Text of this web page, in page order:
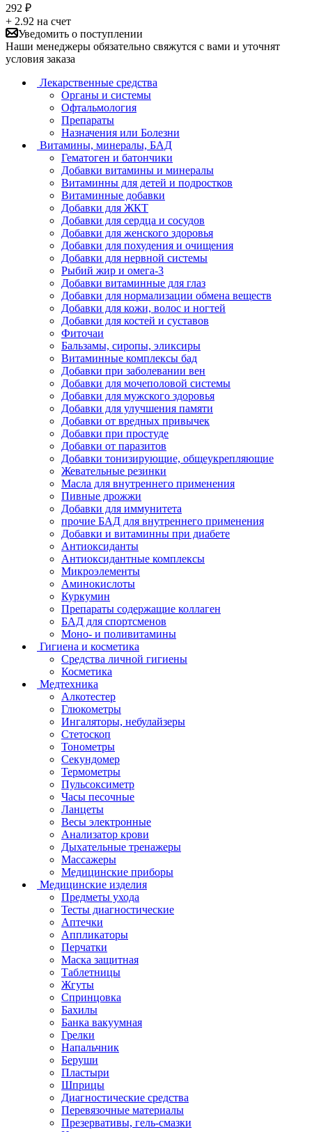
292 ₽
+ 2.92 на счет
Уведомить о поступлении
Наши менеджеры обязательно свяжутся с вами и уточнят
условия заказа
Лекарственные средства
Органы и системы
Офтальмология
Препараты
Назначения или Болезни
Витамины, минералы, БАД
Гематоген и батончики
Добавки витамины и минералы
Витаминны для детей и подростков
Витаминные добавки
Добавки для ЖКТ
Добавки для сердца и сосудов
Добавки для женского здоровья
Добавки для похудения и очищения
Добавки для нервной системы
Рыбий жир и омега-3
Добавки витаминные для глаз
Добавки для нормализации обмена веществ
Добавки для кожи, волос и ногтей
Добавки для костей и суставов
Фиточаи
Бальзамы, сиропы, эликсиры
Витаминные комплексы бад
Добавки при заболевании вен
Добавки для мочеполовой системы
Добавки для мужского здоровья
Добавки для улучшения памяти
Добавки от вредных привычек
Добавки при простуде
Добавки от паразитов
Добавки тонизирующие, общеукрепляющие
Жевательные резинки
Масла для внутреннего применения
Пивные дрожжи
Добавки для иммунитета
прочие БАД для внутреннего применения
Добавки и витаминны при диабете
Антиоксиданты
Антиоксидантные комплексы
Микроэлементы
Аминокислоты
Куркумин
Препараты содержащие коллаген
БАД для спортсменов
Моно- и поливитамины
Гигиена и косметика
Средства личной гигиены
Косметика
Медтехника
Алкотестер
Глюкометры
Ингаляторы, небулайзеры
Стетоскоп
Тонометры
Секундомер
Термометры
Пульсоксиметр
Часы песочные
Ланцеты
Весы электронные
Анализатор крови
Дыхательные тренажеры
Массажеры
Медицинские приборы
Медицинские изделия
Предметы ухода
Тесты диагностические
Аптечки
Аппликаторы
Перчатки
Маска защитная
Таблетницы
Жгуты
Спринцовка
Бахилы
Банка вакуумная
Грелки
Напальчник
Беруши
Пластыри
Шприцы
Диагностические средства
Перевязочные материалы
Презервативы, гель-смазки